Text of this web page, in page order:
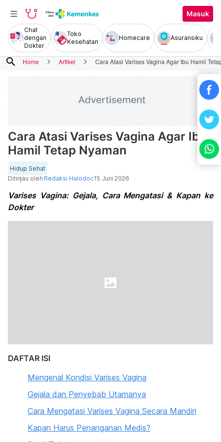
Masuk
Chat
dengan
Dokter
Toko
Kesehatan
Homecare Asuransiku
search Home Artikel Cara Atasi Varises Vagina Agar Ibu Hamil
Cara Atasi Varises Vagina Agar Ibu
Hamil Tetap Nyaman
Hidup Sehat
Ditinjau oleh Redaksi Halodoc15 Juni 2026
Varises Vagina: Gejala, Cara Mengatasi & Kapan ke
Dokter
DAFTAR ISI
Mengenal Kondisi Varises Vagina
Gejala dan Penyebab Utamanya
Cara Mengatasi Varises Vagina Secara Mandiri
Kapan Harus Penanganan Medis?